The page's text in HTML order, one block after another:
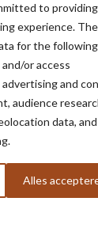
to
experience. The
for the following
or access
advertising and
audience
data, and
Alles
De
Overzee lijkt
onrust in
met al is er
vorige